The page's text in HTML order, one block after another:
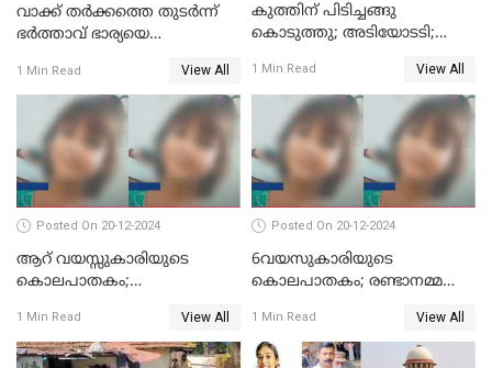
വാക്ക് തര്‍ക്കത്തെ തുടര്‍ന്ന്
ഭര്‍ത്താവ് ഭാര്യയെ
1 Min Read View All
കുത്തിന് പിടിച്ചങ്ങു
കൊടുത്തു; അടിയോടടി;
ശല്യം ചെയ്തയാളെ 26 തവണ
മുഖത്തടിച്ച് അധ്യാപിക
1 Min Read View All
Posted On 20-12-2024
ആറ് വയസ്സുകാരിയുടെ
കൊലപാതകം;
ബന്ധമില്ലെന്ന് സ്ഥിരീകരണം
1 Min Read View All
Posted On 20-12-2024
6വയസുകാരിയുടെ
കൊലപാതകം; രണ്ടാനമ്മയെ
1 Min Read View All